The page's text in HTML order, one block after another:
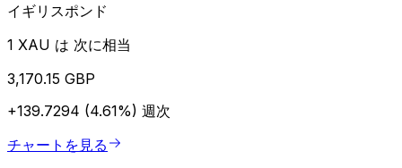
イギリスポンド
1 XAU は 次に相当
3,170.15 GBP
+139.7294 (4.61%) 週次
チャートを見る